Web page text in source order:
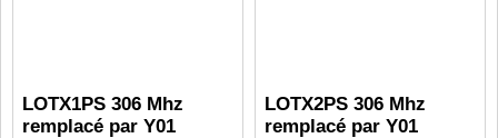
LOTX1PS 306 Mhz
remplacé par Y01
LOTX2PS 306 Mhz
remplacé par Y01